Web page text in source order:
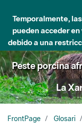
Temporalmente,
pueden acceder
debido a una
Peste porcina
La
FrontPage Glosari